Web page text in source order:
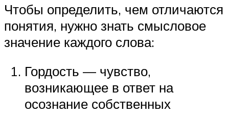
Чтобы определить, чем отличаются
понятия, нужно знать смысловое
значение каждого слова:
Гордость — чувство,
возникающее в ответ на
осознание собственных